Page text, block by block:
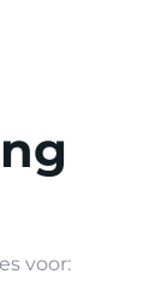
voor: